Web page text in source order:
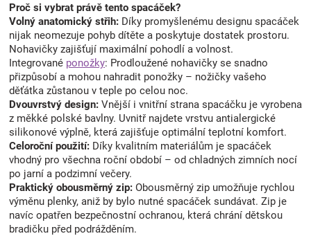
Proč si vybrat právě tento spacáček?
Volný anatomický střih: Díky promyšlenému designu spacáček
nijak neomezuje pohyb dítěte a poskytuje dostatek prostoru.
Nohavičky zajišťují maximální pohodlí a volnost.
Integrované ponožky: Prodloužené nohavičky se snadno
přizpůsobí a mohou nahradit ponožky – nožičky vašeho
děťátka zůstanou v teple po celou noc.
Dvouvrstvý design: Vnější i vnitřní strana spacáčku je vyrobena
z měkké polské bavlny. Uvnitř najdete vrstvu antialergické
silikonové výplně, která zajišťuje optimální teplotní komfort.
Celoroční použití: Díky kvalitním materiálům je spacáček
vhodný pro všechna roční období – od chladných zimních nocí
po jarní a podzimní večery.
Praktický obousměrný zip: Obousměrný zip umožňuje rychlou
výměnu plenky, aniž by bylo nutné spacáček sundávat. Zip je
navíc opatřen bezpečnostní ochranou, která chrání dětskou
bradičku před podrážděním.